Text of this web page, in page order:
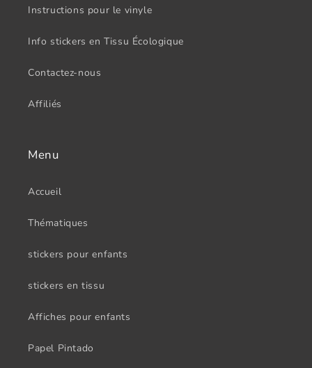
Instructions pour le vinyle
Info stickers en Tissu Écologique
Contactez-nous
Affiliés
Menu
Accueil
Thématiques
stickers pour enfants
stickers en tissu
Affiches pour enfants
Papel Pintado